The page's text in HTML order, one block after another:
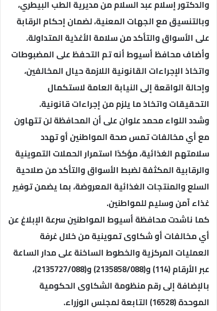
والدكتور إسلام عبد السلام من مديرية الطب البيطري،
وبالتنسيق مع الجهات المعنية، لضمان إحكام الرقابة
على الأسواق والتأكد من سلامة الأغذية المتداولة.
وأضاف محافظ أسيوط أنه تم التحفظ على المضبوطات
واتخاذ الإجراءات القانونية اللازمة حيال المخالفين،
وإحالة الواقعة إلى النيابة العامة لاستكمال
التحقيقات واتخاذ ما يلزم من إجراءات قانونية.
وشدد اللواء محمد علوان على أن المحافظة لن تتهاون
مع أي مخالفات تمس صحة المواطنين أو تهدد
سلامتهم الغذائية، مؤكدًا استمرار الحملات التموينية
والرقابية المكثفة لضبط الأسواق والتأكد من صلاحية
السلع والمنتجات الغذائية المعروضة، بما يضمن توفير
غذاء آمن وسليم للمواطنين.
كما ناشدت محافظة أسيوط المواطنين سرعة الإبلاغ عن
أي مخالفات أو شكاوى تموينية من خلال غرفة
العمليات المركزية والخطوط الساخنة على مدار الساعة
عبر الأرقام (114) و(2135858/088) و(2135727/088)،
بالإضافة إلى رقم منظومة الشكاوى الحكومية
الموحدة (16528) التابعة لمجلس الوزراء.